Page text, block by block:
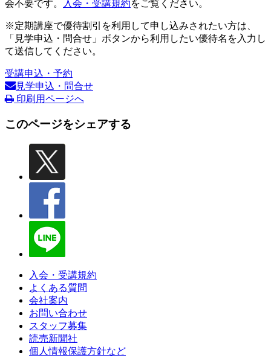
会不要です。 入会・受講規約をご覧ください。
※定期講座で優待割引を利用して申し込みされたい方は、
「見学申込・問合せ」ボタンから利用したい優待名を入力し
て送信してください。
受講申込・予約
見学申込・問合せ
印刷用ページへ
このページをシェアする
入会・受講規約
よくある質問
会社案内
お問い合わせ
スタッフ募集
読売新聞社
個人情報保護方針など